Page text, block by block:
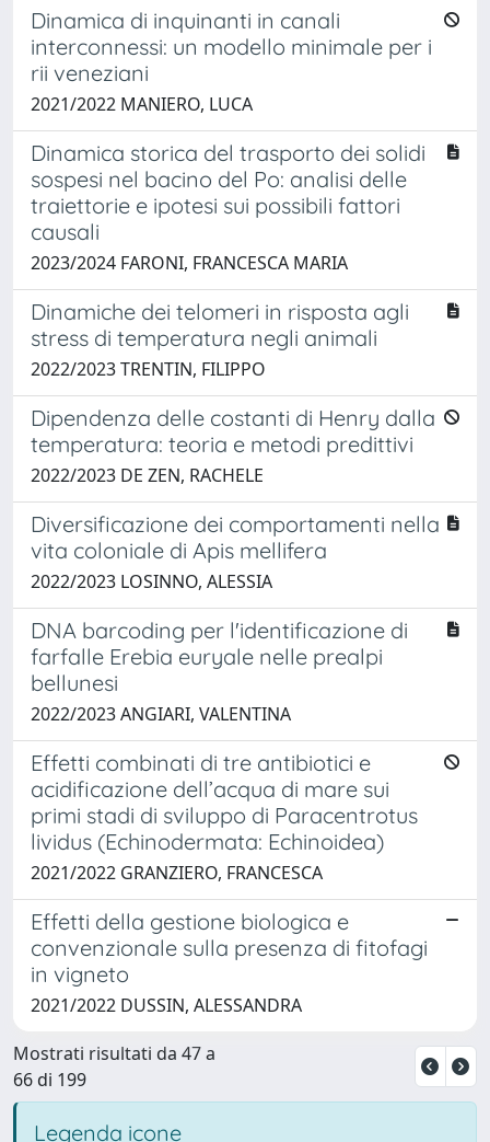
Dinamica di inquinanti in canali
interconnessi: un modello minimale per i
rii veneziani
2021/2022 MANIERO, LUCA
Dinamica storica del trasporto dei solidi
sospesi nel bacino del Po: analisi delle
traiettorie e ipotesi sui possibili fattori
causali
2023/2024 FARONI, FRANCESCA MARIA
Dinamiche dei telomeri in risposta agli
stress di temperatura negli animali
2022/2023 TRENTIN, FILIPPO
Dipendenza delle costanti di Henry dalla
temperatura: teoria e metodi predittivi
2022/2023 DE ZEN, RACHELE
Diversificazione dei comportamenti nella
vita coloniale di Apis mellifera
2022/2023 LOSINNO, ALESSIA
DNA barcoding per l'identificazione di
farfalle Erebia euryale nelle prealpi
bellunesi
2022/2023 ANGIARI, VALENTINA
Effetti combinati di tre antibiotici e
acidificazione dell’acqua di mare sui
primi stadi di sviluppo di Paracentrotus
lividus (Echinodermata: Echinoidea)
2021/2022 GRANZIERO, FRANCESCA
Effetti della gestione biologica e
convenzionale sulla presenza di fitofagi
in vigneto
2021/2022 DUSSIN, ALESSANDRA
Mostrati risultati da 47 a
66 di 199
Legenda icone